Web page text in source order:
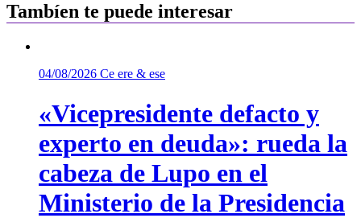
Tambíen te puede interesar
04/08/2026 Ce ere & ese
«Vicepresidente defacto y
experto en deuda»: rueda la
cabeza de Lupo en el
Ministerio de la Presidencia